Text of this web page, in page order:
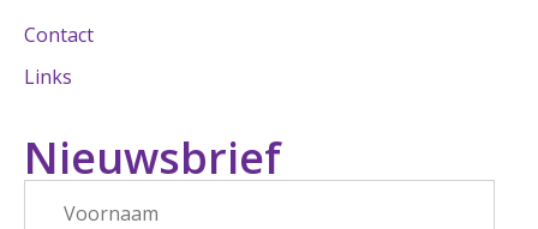
Contact
Links
Nieuwsbrief